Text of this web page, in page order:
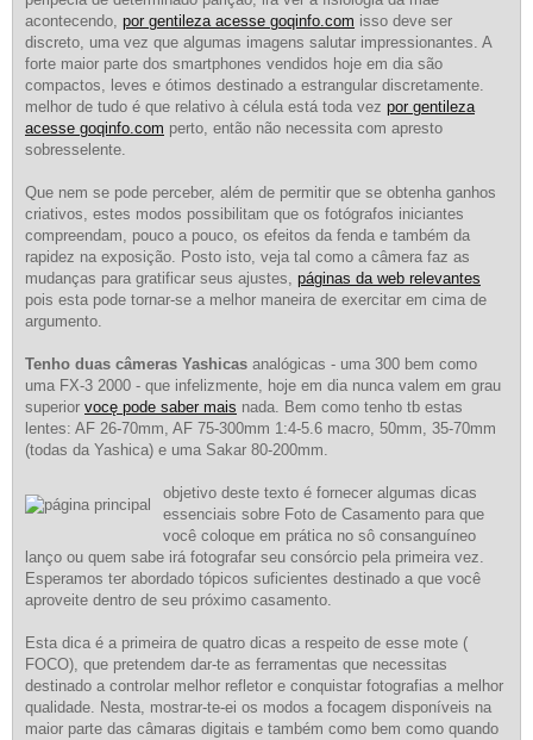
acontecendo, por gentileza acesse goqinfo.com isso deve ser
discreto, uma vez que algumas imagens salutar impressionantes. A
forte maior parte dos smartphones vendidos hoje em dia são
compactos, leves e ótimos destinado a estrangular discretamente.
melhor de tudo é que relativo à célula está toda vez por gentileza
acesse goqinfo.com perto, então não necessita com apresto
sobresselente.
Que nem se pode perceber, além de permitir que se obtenha ganhos
criativos, estes modos possibilitam que os fotógrafos iniciantes
compreendam, pouco a pouco, os efeitos da fenda e também da
rapidez na exposição. Posto isto, veja tal como a câmera faz as
mudanças para gratificar seus ajustes, páginas da web relevantes
pois esta pode tornar-se a melhor maneira de exercitar em cima de
argumento.
Tenho duas câmeras Yashicas analógicas - uma 300 bem como
uma FX-3 2000 - que infelizmente, hoje em dia nunca valem em grau
superior vocę pode saber mais nada. Bem como tenho tb estas
lentes: AF 26-70mm, AF 75-300mm 1:4-5.6 macro, 50mm, 35-70mm
(todas da Yashica) e uma Sakar 80-200mm.
objetivo deste texto é fornecer algumas dicas
essenciais sobre Foto de Casamento para que
você coloque em prática no sô consanguíneo
lanço ou quem sabe irá fotografar seu consórcio pela primeira vez.
Esperamos ter abordado tópicos suficientes destinado a que você
aproveite dentro de seu próximo casamento.
Esta dica é a primeira de quatro dicas a respeito de esse mote (
FOCO), que pretendem dar-te as ferramentas que necessitas
destinado a controlar melhor refletor e conquistar fotografias a melhor
qualidade. Nesta, mostrar-te-ei os modos a focagem disponíveis na
maior parte das câmaras digitais e também como bem como quando